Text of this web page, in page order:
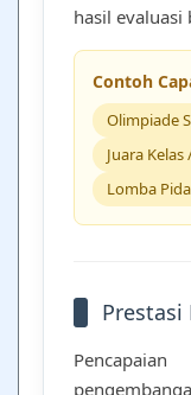
hasil evaluasi
Contoh
Olimpiade
Juara
Lomba